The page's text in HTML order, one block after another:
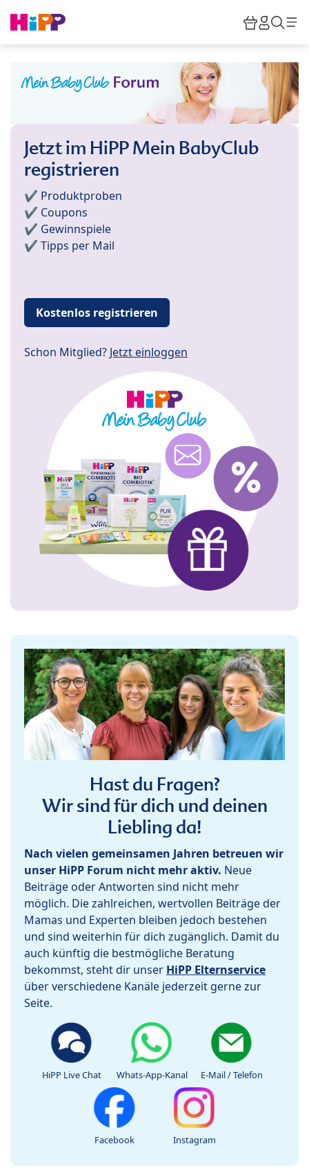
HiPP
Jetzt im HiPP Mein BabyClub
registrieren
✔️ Produktproben
✔️ Coupons
✔️ Gewinnspiele
✔️ Tipps per Mail
Kostenlos registrieren
Schon Mitglied? Jetzt einloggen
Hast du Fragen?
Wir sind für dich und deinen
Liebling da!
Nach vielen gemeinsamen Jahren betreuen wir
unser HiPP Forum nicht mehr aktiv. Neue
Beiträge oder Antworten sind nicht mehr
möglich. Die zahlreichen, wertvollen Beiträge der
Mamas und Experten bleiben jedoch bestehen
und sind weiterhin für dich zugänglich. Damit du
auch künftig die bestmögliche Beratung
bekommst, steht dir unser HiPP Elternservice
über verschiedene Kanäle jederzeit gerne zur
Seite.
HiPP Live Chat Whats-App-Kanal E-Mail / Telefon
Facebook Instagram